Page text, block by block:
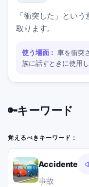
「衝突した」とい
取ります。
使う場面： 車を衝突
族に話すときに使用し
🔑キーワード
覚えるべきキーワード：
Accidente
事故